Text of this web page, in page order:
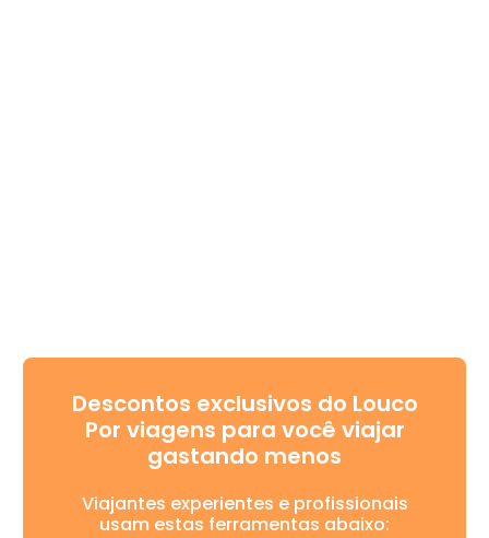
Descontos exclusivos do Louco
Por viagens para você viajar
gastando menos
Viajantes experientes e profissionais
usam estas ferramentas abaixo: